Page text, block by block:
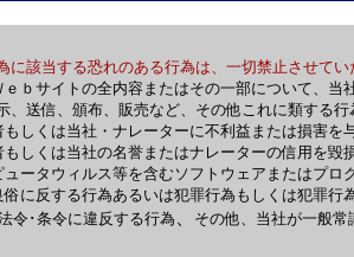
に該当する恐れのある行為は、一切禁止させて
ｅｂサイトの全内容またはその一部について、当
、送信、頒布、販売など、その他これに類する行
もしくは当社・ナレーターに不利益または損害を
もしくは当社の名誉またはナレーターの信用を毀
ュータウィルス等を含むソフトウェアまたはプロ
俗に反する行為あるいは犯罪行為もしくは犯罪行
令･条令に違反する行為
その他、当社が一般